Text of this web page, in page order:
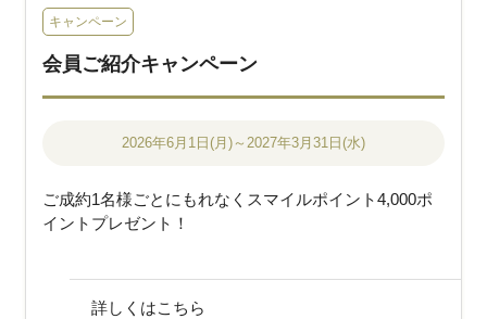
キャンペーン
会員ご紹介キャンペーン
2026年6月1日(月)～2027年3月31日(水)
ご成約1名様ごとにもれなくスマイルポイント4,000ポ
イントプレゼント！
詳しくはこちら